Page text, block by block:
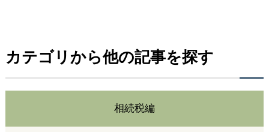
カテゴリから他の記事を探す
相続税編